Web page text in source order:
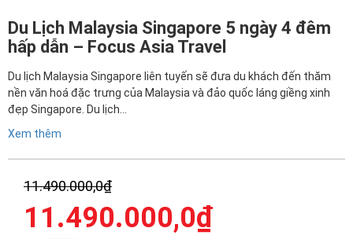
Du Lịch Malaysia Singapore 5 ngày 4 đêm
hấp dẫn – Focus Asia Travel
Du lịch Malaysia Singapore liên tuyến sẽ đưa du khách đến thăm
nền văn hoá đặc trưng của Malaysia và đảo quốc láng giềng xinh
đẹp Singapore. Du lịch…
Xem thêm
11.490.000,0₫Giá
là:
11.490.000,0₫.
11.490.000,0₫